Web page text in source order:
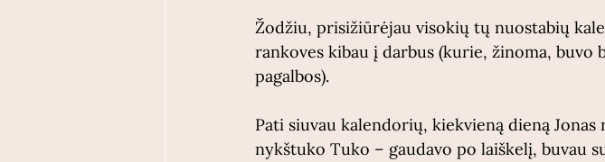
Žodžiu, prisižiūrėjau visokių tų nuostabių
rankoves kibau į darbus (kurie, žinoma,
pagalbos).
Pati siuvau kalendorių, kiekvieną dieną
nykštuko Tuko – gaudavo po laiškelį, buvau